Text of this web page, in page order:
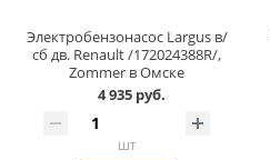
Электробензонасос Largus в/
сб дв. Renault /172024388R/,
Zommer в Омске
4 935 руб.
шт